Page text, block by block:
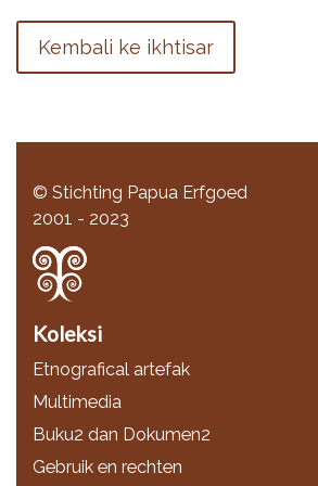
Kembali ke ikhtisar
© Stichting Papua Erfgoed
2001 - 2023
Koleksi
Etnografical artefak
Multimedia
Buku2 dan Dokumen2
Gebruik en rechten